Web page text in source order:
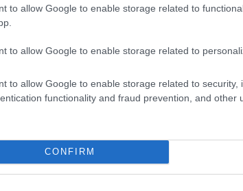
to allow Google to enable storage related to
to allow Google to enable storage related to
to allow Google to enable storage related to security,
functionality and fraud prevention, and other
CONFIRM
Inspiracja jasna.
się z numeru 666
go na 669, FlixBus
– Pomorze –